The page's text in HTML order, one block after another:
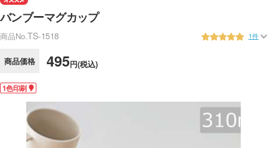
バンブーマグカップ
商品No.TS-1518 1件
商品価格 495円(税込)
1色印刷